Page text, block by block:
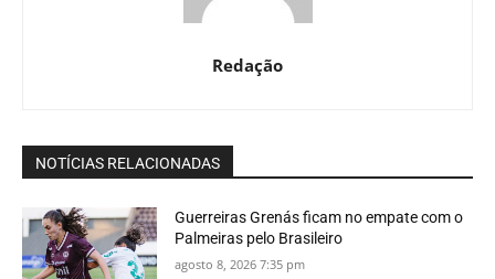
Redação
NOTÍCIAS RELACIONADAS
Guerreiras Grenás ficam no empate com o
Palmeiras pelo Brasileiro
agosto 8, 2026 7:35 pm